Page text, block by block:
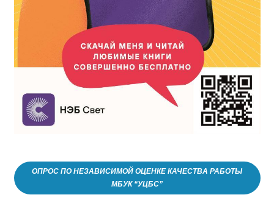
ОПРОС ПО НЕЗАВИСИМОЙ ОЦЕНКЕ КАЧЕСТВА РАБОТЫ
МБУК “УЦБС”